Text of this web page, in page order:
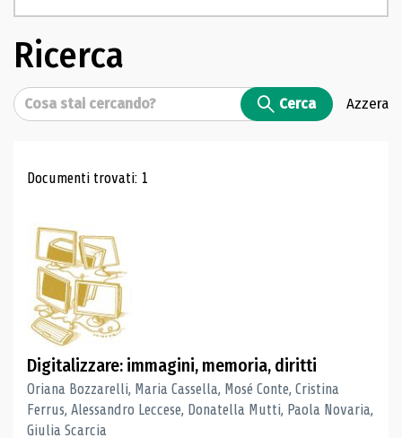
Ricerca
Cerca Cerca Azzera
Risultati di ricerca
Documenti trovati: 1
Digitalizzare: immagini, memoria, diritti
Oriana Bozzarelli, Maria Cassella, Mosé Conte, Cristina
Ferrus, Alessandro Leccese, Donatella Mutti, Paola Novaria,
Giulia Scarcia